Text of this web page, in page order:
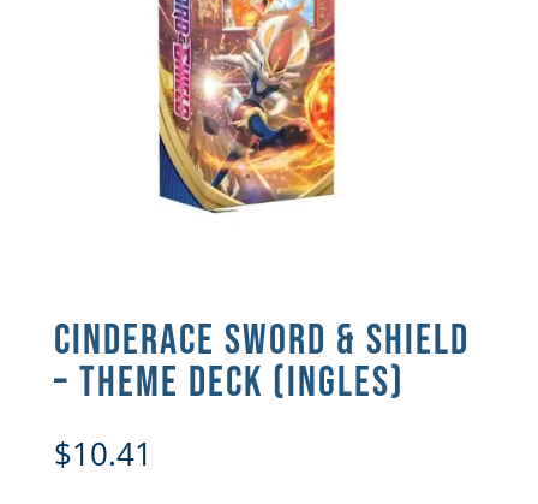
CINDERACE SWORD & SHIELD
– THEME DECK (INGLES)
$10.41